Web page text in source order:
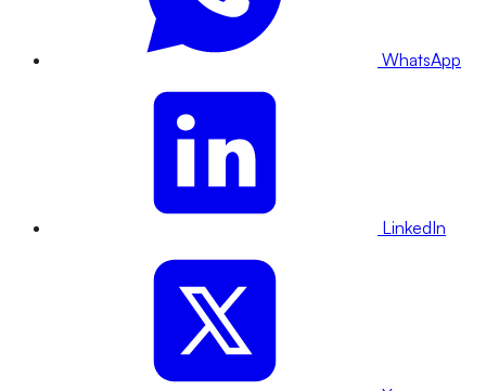
WhatsApp
LinkedIn